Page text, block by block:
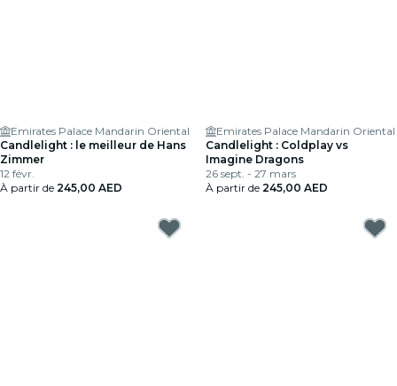
Emirates Palace Mandarin Oriental
Candlelight : le meilleur de Hans
Zimmer
12 févr.
À partir de 245,00 AED
Emirates Palace Mandarin Oriental
Candlelight : Coldplay vs
Imagine Dragons
26 sept. - 27 mars
À partir de 245,00 AED